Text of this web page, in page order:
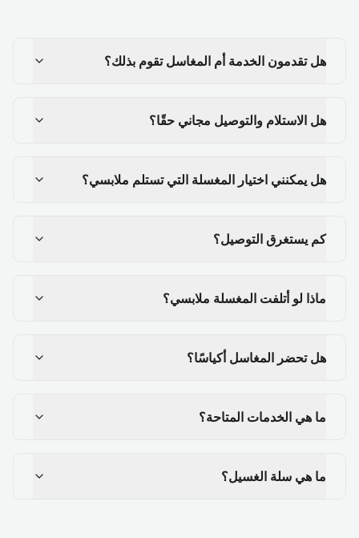
هل تقدمون الخدمة أم المغاسل تقوم بذلك؟
هل الاستلام والتوصيل مجاني حقًا؟
هل يمكنني اختيار المغسلة التي تستلم ملابسي؟
كم يستغرق التوصيل؟
ماذا لو أتلفت المغسلة ملابسي؟
هل تحضر المغاسل أكياسًا؟
ما هي الخدمات المتاحة؟
ما هي سلة الغسيل؟